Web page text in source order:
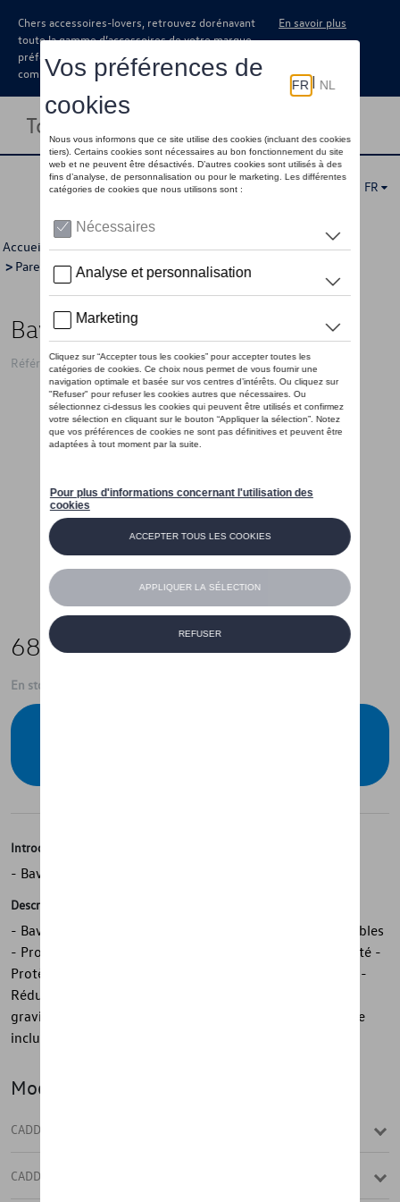
Chers accessoires-lovers, retrouvez dorénavant
toute la gamme d’accessoires de votre marque
préférée sous forme de catalogue à
commander auprès de votre concessionaire.
En savoir plus
Toggle navigation
FR
Accueil >Catalogue Volkswagen >Confort et protection
> Pare-boue > Détail
Bavette garde-boue, de face
Référence: 2K7075111
68,00 €
En stock
Introduction
- Bavettes avant Volkswagen d'origine
Description
- Bavettes avant Volkswagen d'origine - Durables - Durables
- Protègent contre les rayures - Protègent contre la saleté -
Protègent le soubassement, les bas de caisse et la porte -
Réduisent les éclaboussures - Minimisent l'impact des
gravillons - 1 jeu = 2 pièces, avant - Matériel de montage
inclus
Modèle(s)
CADDY
CADDY CARGO